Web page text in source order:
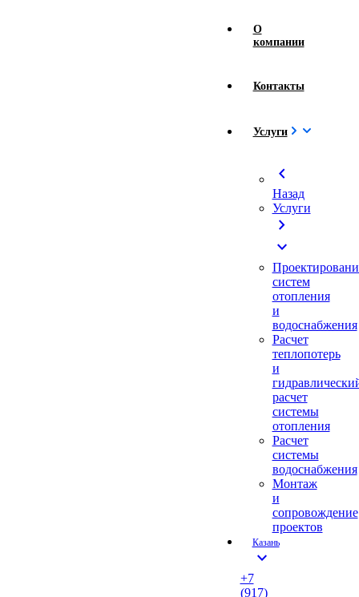
О
компании
Контакты
Услуги
chevron_left
Назад
Услуги
chevron_right
expand_more
систем
отопления
и
водоснабжения
Расчет
теплопотерь
и
расчет
системы
отопления
Расчет
системы
водоснабжения
Монтаж
и
сопровождение
проектов
Казань
expand_more
+7
(917)